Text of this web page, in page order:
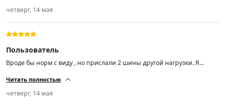
четверг, 14 мая
Пользователь
Вроде бы норм с виду , но прислали 2 шины другой нагрузки. Я
пришли Trazano ZuperEco Z-107 Шины летние 205/55 R16 91V.
Читать полностью
четверг, 14 мая